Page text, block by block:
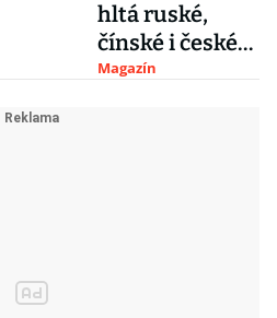
hltá ruské,
čínské i české
peníze.
Magazín